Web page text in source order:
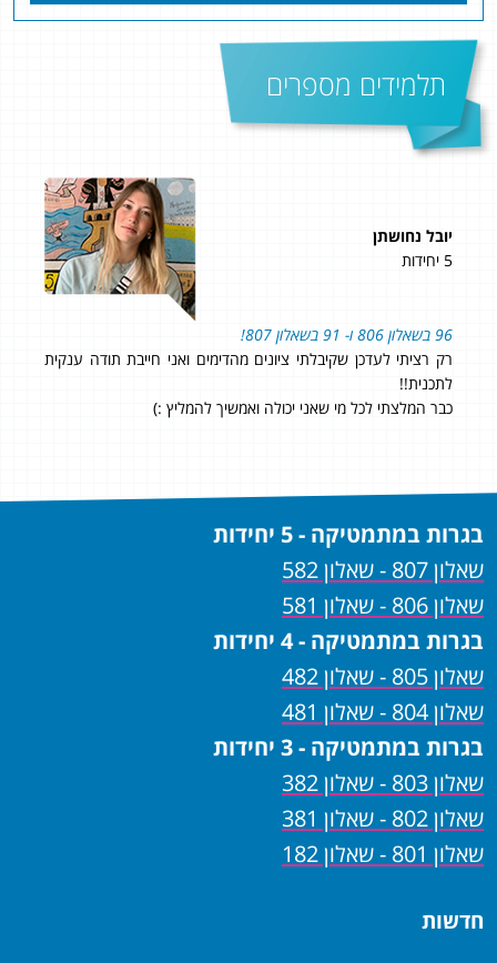
תלמידים מספרים
יובל נחושתן
5 יחידות
96 בשאלון 806 ו- 91 בשאלון 807!
רק רציתי לעדכן שקיבלתי ציונים מהדימים ואני חייבת תודה ענקית
לתכנית!!
כבר המלצתי לכל מי שאני יכולה ואמשיך להמליץ :)
בגרות במתמטיקה - 5 יחידות
שאלון 807 - שאלון 582
שאלון 806 - שאלון 581
בגרות במתמטיקה - 4 יחידות
שאלון 805 - שאלון 482
שאלון 804 - שאלון 481
בגרות במתמטיקה - 3 יחידות
שאלון 803 - שאלון 382
שאלון 802 - שאלון 381
שאלון 801 - שאלון 182
חדשות